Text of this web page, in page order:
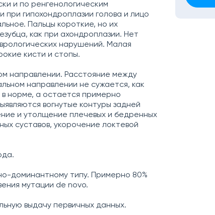
и по ренгенологическим
гипохондроплазии голова и лицо
Пальцы короткие, но их
как при ахондроплазии. Нет
нарушений. Малая
кисти и стопы.
направлении. Расстояние между
направлении не сужается, как
норме, а остается примерно
вогнутые контуры задней
и утолщение плечевых и бедренных
суставов, укорочение локтевой
доминантному типу. Примерно 80%
мутации de novo.
выдачу первичных данных.